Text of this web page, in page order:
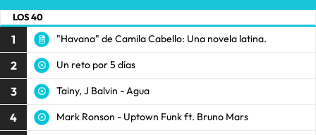
LOS 40
1 "Havana" de Camila Cabello: Una novela latina.
2 Un reto por 5 días
3 Tainy, J Balvin - Agua
4 Mark Ronson - Uptown Funk ft. Bruno Mars